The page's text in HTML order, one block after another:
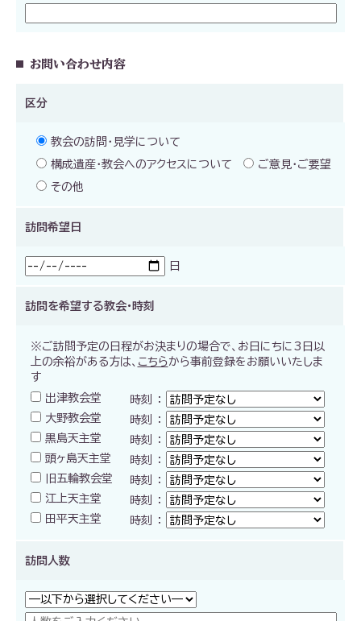
お問い合わせ内容
区分
教会の訪問・見学について
構成遺産・教会へのアクセスについて
ご意見・ご要望
その他
訪問希望日
日
訪問を希望する教会・時刻
※ご訪問予定の日程がお決まりの場合で、お日にちに3日以
上の余裕がある方は、 こちらから事前登録をお願いいたしま
す
出津教会堂
時刻 ：
大野教会堂
時刻 ：
黒島天主堂
時刻 ：
頭ヶ島天主堂
時刻 ：
旧五輪教会堂
時刻 ：
江上天主堂
時刻 ：
田平天主堂
時刻 ：
訪問人数